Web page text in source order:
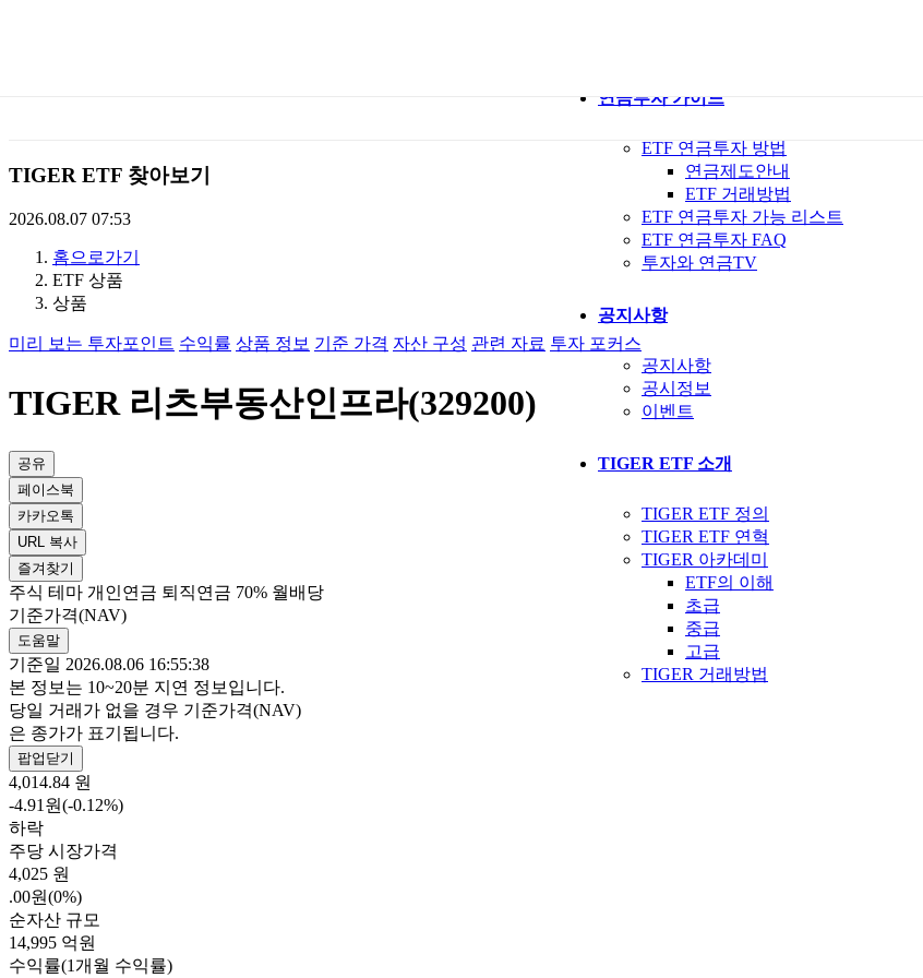
에
셋
TIGERETF
연금투자 가이드
ETF 연금투자 방법
연금제도안내
ETF 거래방법
ETF 연금투자 가능 리스트
ETF 연금투자 FAQ
투자와 연금TV
공지사항
공지사항
공시정보
이벤트
TIGER ETF 소개
TIGER ETF 정의
TIGER ETF 연혁
TIGER 아카데미
ETF의 이해
초급
중급
고급
TIGER 거래방법
TIGER ETF 찾아보기
2026.08.07 07:53
홈으로가기
ETF 상품
상품
미리 보는 투자포인트 수익률 상품 정보 기준 가격 자산 구성 관련 자료 투자 포커스
TIGER 리츠부동산인프라(329200)
공유
페이스북
카카오톡
URL 복사
즐겨찾기
주식 테마 개인연금 퇴직연금 70% 월배당
기준가격(NAV)
도움말
기준일 2026.08.06 16:55:38
본 정보는 10~20분 지연 정보입니다.
당일 거래가 없을 경우 기준가격(NAV)
은 종가가 표기됩니다.
팝업닫기
4,014.84 원
-4.91원(-0.12%)
하락
주당 시장가격
4,025 원
.00원(0%)
순자산 규모
14,995 억원
수익률(1개월 수익률)